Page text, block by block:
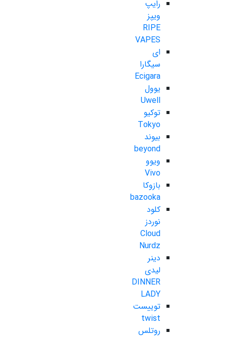
رایپ
ویپز
RIPE
VAPES
ای
سیگارا
Ecigara
یوول
Uwell
توکیو
Tokyo
بیوند
beyond
ویوو
Vivo
بازوکا
bazooka
کلود
نوردز
Cloud
Nurdz
دینر
لیدی
DINNER
LADY
توییست
twist
روتلس